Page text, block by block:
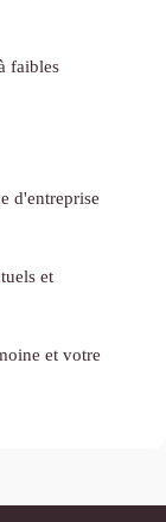
faibles
d'entreprise
et
et votre